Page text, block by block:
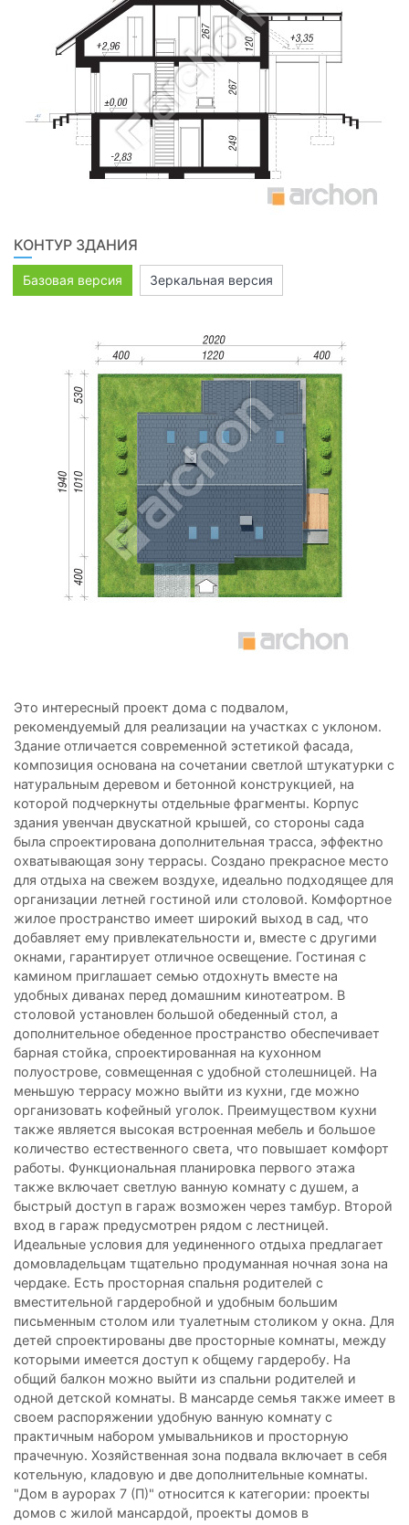
КОНТУР ЗДАНИЯ
Базовая версия Зеркальная версия
Это интересный проект дома с подвалом,
рекомендуемый для реализации на участках с уклоном.
Здание отличается современной эстетикой фасада,
композиция основана на сочетании светлой штукатурки с
натуральным деревом и бетонной конструкцией, на
которой подчеркнуты отдельные фрагменты. Корпус
здания увенчан двускатной крышей, со стороны сада
была спроектирована дополнительная трасса, эффектно
охватывающая зону террасы. Создано прекрасное место
для отдыха на свежем воздухе, идеально подходящее для
организации летней гостиной или столовой. Комфортное
жилое пространство имеет широкий выход в сад, что
добавляет ему привлекательности и, вместе с другими
окнами, гарантирует отличное освещение. Гостиная с
камином приглашает семью отдохнуть вместе на
удобных диванах перед домашним кинотеатром. В
столовой установлен большой обеденный стол, а
дополнительное обеденное пространство обеспечивает
барная стойка, спроектированная на кухонном
полуострове, совмещенная с удобной столешницей. На
меньшую террасу можно выйти из кухни, где можно
организовать кофейный уголок. Преимуществом кухни
также является высокая встроенная мебель и большое
количество естественного света, что повышает комфорт
работы. Функциональная планировка первого этажа
также включает светлую ванную комнату с душем, а
быстрый доступ в гараж возможен через тамбур. Второй
вход в гараж предусмотрен рядом с лестницей.
Идеальные условия для уединенного отдыха предлагает
домовладельцам тщательно продуманная ночная зона на
чердаке. Есть просторная спальня родителей с
вместительной гардеробной и удобным большим
письменным столом или туалетным столиком у окна. Для
детей спроектированы две просторные комнаты, между
которыми имеется доступ к общему гардеробу. На
общий балкон можно выйти из спальни родителей и
одной детской комнаты. В мансарде семья также имеет в
своем распоряжении удобную ванную комнату с
практичным набором умывальников и просторную
прачечную. Хозяйственная зона подвала включает в себя
котельную, кладовую и две дополнительные комнаты.
"Дом в аурорах 7 (П)" относится к категории: проекты
домов с жилой мансардой, проекты домов в